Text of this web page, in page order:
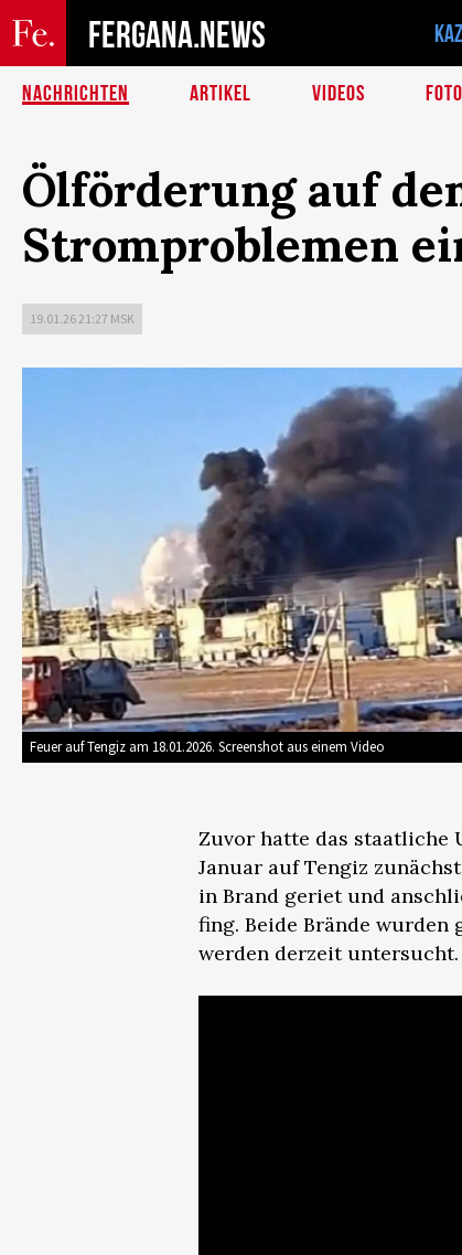
FERGANA.NEWS KAZ
NACHRICHTEN ARTIKEL VIDEOS
Ölförderung auf
Stromproblemen
19.01.26 21:27 MSK
Feuer auf Tengiz am 18.01.2026. Screenshot aus einem Video
Zuvor hatte das staatliche
Januar auf Tengiz
in Brand geriet und
fing. Beide Brände wurden
werden derzeit untersucht.